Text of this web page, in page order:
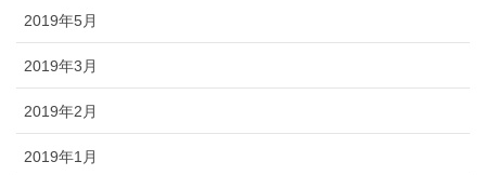
2019年5月
2019年3月
2019年2月
2019年1月